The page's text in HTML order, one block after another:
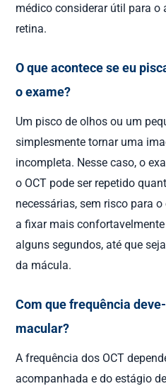
médico considerar útil para o
retina.
O que acontece se eu
o exame?
Um pisco de olhos ou um
simplesmente tornar uma
incompleta. Nesse caso, o
o OCT pode ser repetido
necessárias, sem risco para
a fixar mais
alguns segundos, até que
da mácula.
Com que frequência
macular?
A frequência dos OCT
acompanhada e do estágio